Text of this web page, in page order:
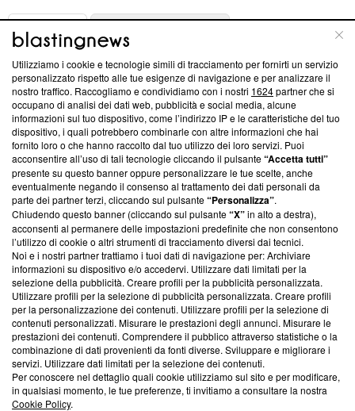
ABOUT
Questa sezione offre informazioni trasparenti su Blasting
News, sui nostri processi editoriali e su come ci impegniamo a
creare news di qualità. Inoltre, afferma la nostra aderenza a
‘Trust Project - News with Integrity’Blasting News non è
ancora membro del programma, ma ha richiesto di farne
parte; Trust Project non ha ancora effettuato una verifica di
conformità agli standard.
Su di noi
Team editoriale
Corporate
Redazione
Informativa Privacy
Cookie Policy
Blasting SA, IDI CHE-247.845.224, Via Carlo Frasca, 3 - 6900
Lugano (Svizzera) Tel:+39 0690258937
Utilizziamo i cookie e tecnologie simili di tracciamento per fornirti un servizio
personalizzato rispetto alle tue esigenze di navigazione e per analizzare il
nostro traffico. Raccogliamo e condividiamo con i nostri 1624partner che si
occupano di analisi dei dati web, pubblicità e social media, alcune
informazioni sul tuo dispositivo, come l’indirizzo IP e le caratteristiche del tuo
dispositivo, i quali potrebbero combinarle con altre informazioni che hai
fornito loro o che hanno raccolto dal tuo utilizzo dei loro servizi. Puoi
acconsentire all’uso di tali tecnologie cliccando il pulsante“Accetta tutti”
presente su questo banner oppure personalizzare le tue scelte, anche
eventualmente negando il consenso al trattamento dei dati personali da
parte dei partner terzi, cliccando sul pulsante“Personalizza”.
Chiudendo questo banner (cliccando sul pulsante“X”in alto a destra),
acconsenti al permanere delle impostazioni predefinite che non consentono
l’utilizzo di cookie o altri strumenti di tracciamento diversi dai tecnici.
Noi e i nostri partner trattiamo i tuoi dati di navigazione per: Archiviare
informazioni su dispositivo e/o accedervi. Utilizzare dati limitati per la
selezione della pubblicità. Creare profili per la pubblicità personalizzata.
Utilizzare profili per la selezione di pubblicità personalizzata. Creare profili
per la personalizzazione dei contenuti. Utilizzare profili per la selezione di
contenuti personalizzati. Misurare le prestazioni degli annunci. Misurare le
prestazioni dei contenuti. Comprendere il pubblico attraverso statistiche o la
combinazione di dati provenienti da fonti diverse. Sviluppare e migliorare i
servizi. Utilizzare dati limitati per la selezione dei contenuti.
Per conoscere nel dettaglio quali cookie utilizziamo sul sito e per modificare,
in qualsiasi momento, le tue preferenze, ti invitiamo a consultare la nostra
Cookie Policy.